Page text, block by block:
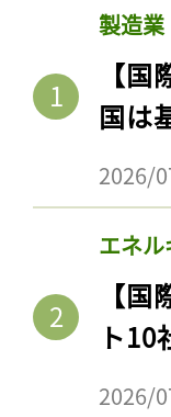
製造業
【
国は
2026/
エネ
【
ト10
2026/